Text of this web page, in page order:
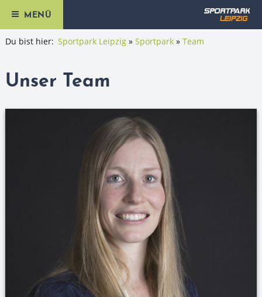
MENÜ
Du bist hier: Sportpark Leipzig Sportpark Team
Unser Team